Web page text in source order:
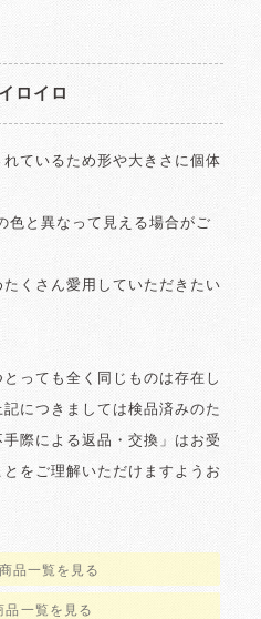
ロイロ
ているため形や大きさに個体
色と異なって見える場合がご
くさん愛用していただきたい
っても全く同じものは存在し
につきましては検品済みのた
際による返品・交換」はお受
をご理解いただけますようお
品一覧を見る
品一覧を見る